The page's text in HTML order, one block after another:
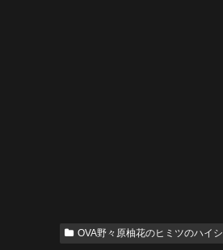
OVA野々原柚花のヒミツのハイ